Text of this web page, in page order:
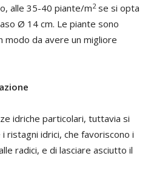
alle 35-40 piante/m2se si opta
Ø 14 cm. Le piante sono
modo da avere un migliore
idriche particolari, tuttavia si
ristagni idrici, che favoriscono i
radici, e di lasciare asciutto il